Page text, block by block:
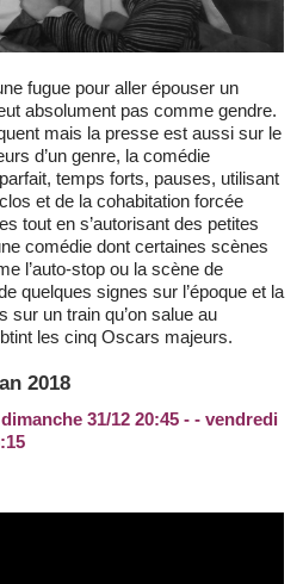
absolument pas comme gendre.
mais la presse est aussi sur le
d’un genre, la comédie
temps forts, pauses, utilisant
et de la cohabitation forcée
tout en s’autorisant des petites
comédie dont certaines scènes
l’auto-stop ou la scène de
quelques signes sur l’époque et la
sur un train qu’on salue au
les cinq Oscars majeurs.
2018